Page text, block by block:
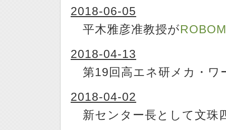
2018-06-05
平木雅彦准教授が
2018-04-13
第19回高エネ研メカ・ワ
2018-04-02
新センター長として文珠